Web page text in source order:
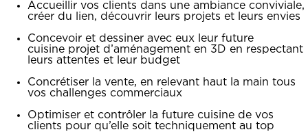
Accueillir vos clients dans une ambiance conviviale,
créer du lien, découvrir leurs projets et leurs envies
Concevoir et dessiner avec eux leur future
cuisine projet d’aménagement en 3D en respectant
leurs attentes et leur budget
Concrétiser la vente, en relevant haut la main tous
vos challenges commerciaux
Optimiser et contrôler la future cuisine de vos
clients pour qu’elle soit techniquement au top